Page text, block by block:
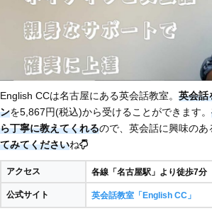
English CCは名古屋にある英会話教室。 英会話
ンを5,867円(税込)から受けることができます。
ら丁寧に教えてくれるので、英会話に興味のあ
てみてくださいね
アクセス 各線「名古屋駅」より徒歩7分
公式サイト 英会話教室「English CC」